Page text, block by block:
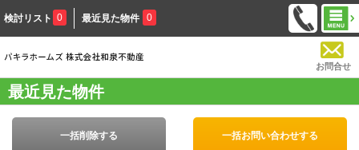
検討リスト 0 最近見た物件 0
お問合せ
最近見た物件
一括削除する 一括お問い合わせする